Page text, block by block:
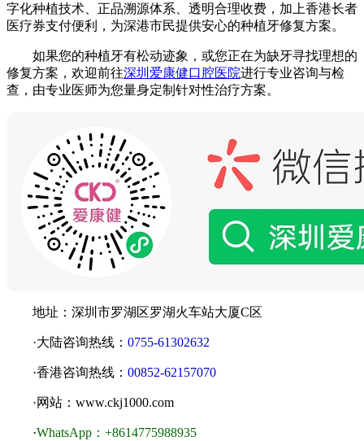
字化种植技术、正品溯源体系、透明合理收费，加上香港长者
医疗券支付便利，为深港市民提供安心的种植牙修复方案。
如果您的种植牙有松动迹象，或您正在为缺牙寻找理想的
修复方案，欢迎前往深圳爱康健口腔医院进行专业咨询与检
查，由专业医师为您量身定制针对性治疗方案。
地址：深圳市罗湖区罗湖火车站大厦C区
·大陆咨询热线： 0755-61302632
·香港咨询热线： 00852-62157070
·网站：www.ckj1000.com
·WhatsApp：+8614775988935